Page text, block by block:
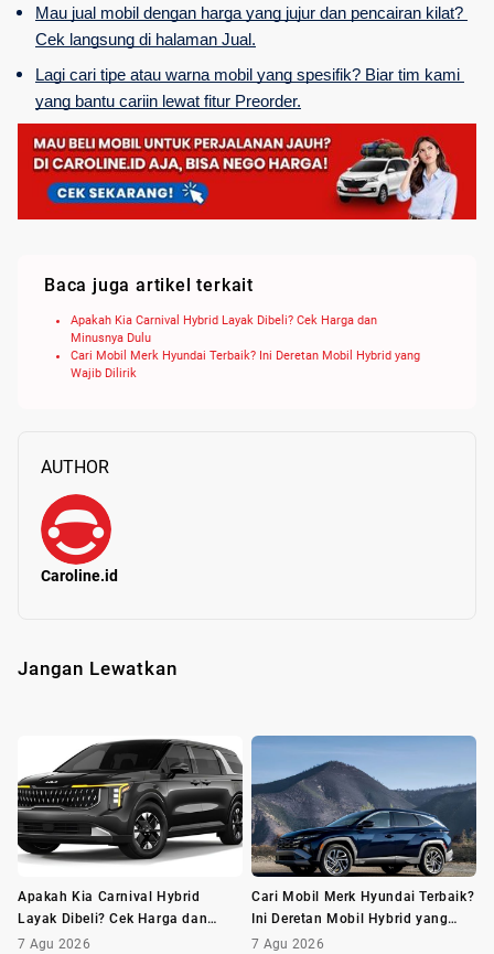
Mau jual mobil dengan harga yang jujur dan pencairan kilat?
Cek langsung di halaman Jual.
Lagi cari tipe atau warna mobil yang spesifik? Biar tim kami
yang bantu cariin lewat fitur Preorder.
Baca juga artikel terkait
Apakah Kia Carnival Hybrid Layak Dibeli? Cek Harga dan
Minusnya Dulu
Cari Mobil Merk Hyundai Terbaik? Ini Deretan Mobil Hybrid yang
Wajib Dilirik
AUTHOR
Caroline.id
Jangan Lewatkan
Apakah Kia Carnival Hybrid
Layak Dibeli? Cek Harga dan
Minusnya Dulu
7 Agu 2026
Cari Mobil Merk Hyundai Terbaik?
Ini Deretan Mobil Hybrid yang
Wajib Dilirik
7 Agu 2026